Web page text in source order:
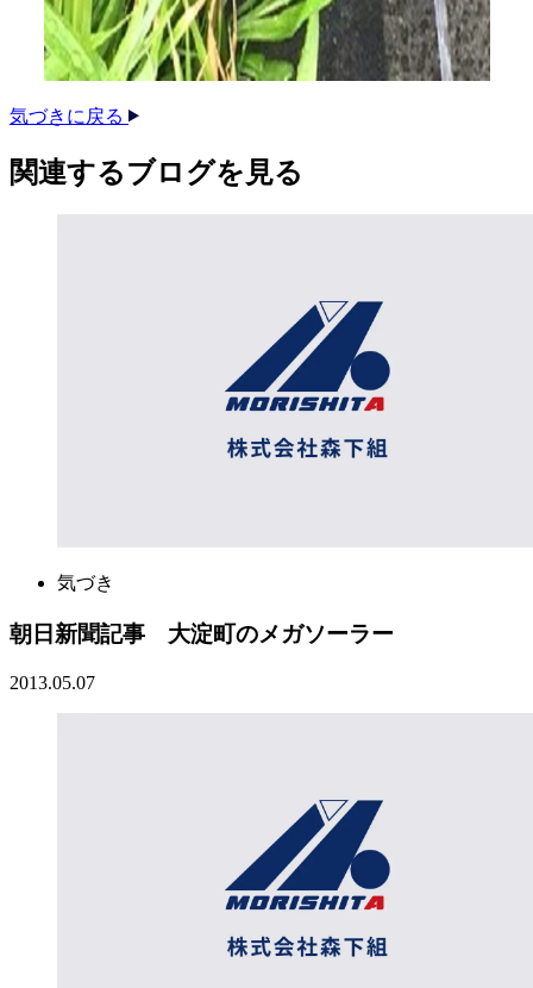
気づきに戻る
関連する​ブログを​見る​
気づき
朝日新聞記事 大淀町のメガソーラー
2013.05.07